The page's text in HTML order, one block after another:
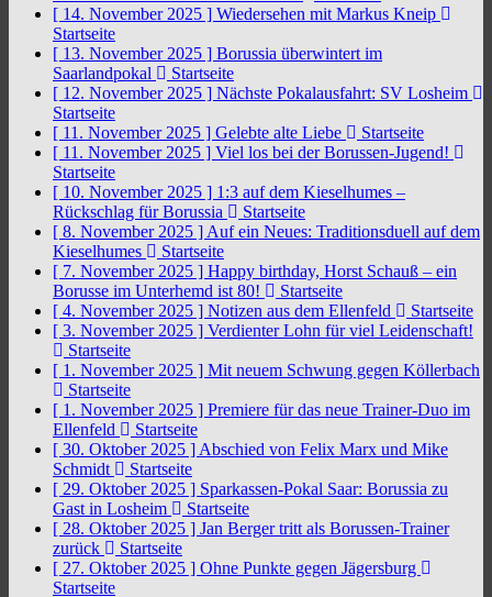
[ 14. November 2025 ] Wiedersehen mit Markus Kneip
Startseite
[ 13. November 2025 ] Borussia überwintert im
Saarlandpokal
Startseite
[ 12. November 2025 ] Nächste Pokalausfahrt: SV Losheim
Startseite
[ 11. November 2025 ] Gelebte alte Liebe
Startseite
[ 11. November 2025 ] Viel los bei der Borussen-Jugend!
Startseite
[ 10. November 2025 ] 1:3 auf dem Kieselhumes –
Rückschlag für Borussia
Startseite
[ 8. November 2025 ] Auf ein Neues: Traditionsduell auf dem
Kieselhumes
Startseite
[ 7. November 2025 ] Happy birthday, Horst Schauß – ein
Borusse im Unterhemd ist 80!
Startseite
[ 4. November 2025 ] Notizen aus dem Ellenfeld
Startseite
[ 3. November 2025 ] Verdienter Lohn für viel Leidenschaft!
Startseite
[ 1. November 2025 ] Mit neuem Schwung gegen Köllerbach
Startseite
[ 1. November 2025 ] Premiere für das neue Trainer-Duo im
Ellenfeld
Startseite
[ 30. Oktober 2025 ] Abschied von Felix Marx und Mike
Schmidt
Startseite
[ 29. Oktober 2025 ] Sparkassen-Pokal Saar: Borussia zu
Gast in Losheim
Startseite
[ 28. Oktober 2025 ] Jan Berger tritt als Borussen-Trainer
zurück
Startseite
[ 27. Oktober 2025 ] Ohne Punkte gegen Jägersburg
Startseite